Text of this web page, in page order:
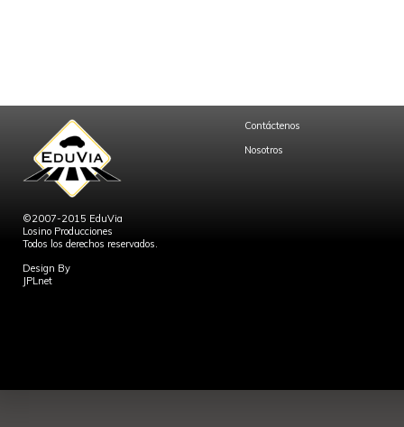
©2007-2015 EduVia
Losino Producciones
Todos los derechos reservados.
Design By
JPLnet
Contáctenos
Nosotros